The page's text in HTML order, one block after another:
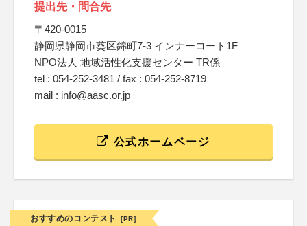
提出先・問合先
〒420-0015
静岡県静岡市葵区錦町7-3 インナーコート1F
NPO法人 地域活性化支援センター TR係
tel : 054-252-3481 / fax : 054-252-8719
mail : info@aasc.or.jp
公式ホームページ
おすすめのコンテスト [PR]